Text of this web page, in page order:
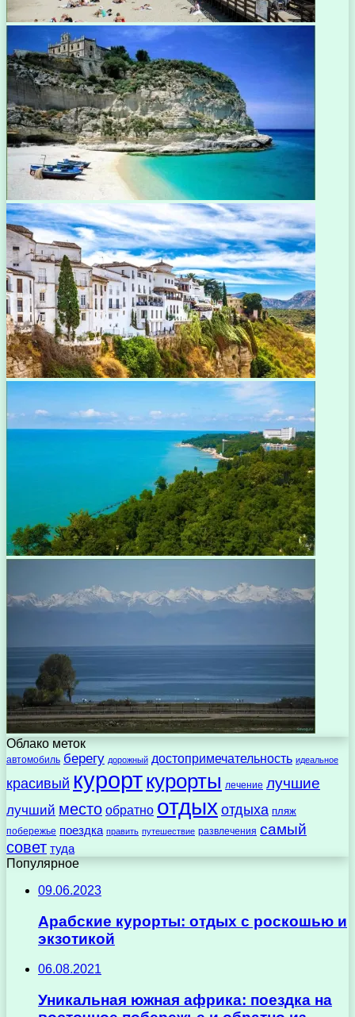
Облако меток
автомобиль берегу дорожный достопримечательность идеальное
красивый курорткурорты лечение лучшие
лучший место обратно отдыхотдыха пляж
побережье поездка править путешествие развлечения самый
совет туда
Популярное
09.06.2023
Арабские курорты: отдых с роскошью и
экзотикой
06.08.2021
Уникальная южная африка: поездка на